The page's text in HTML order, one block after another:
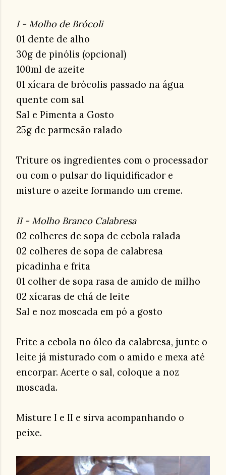
I - Molho de Brócoli
01 dente de alho
30g de pinólis (opcional)
100ml de azeite
01 xícara de brócolis passado na água
quente com sal
Sal e Pimenta a Gosto
25g de parmesão ralado
Triture os ingredientes com o processador
ou com o pulsar do liquidificador e
misture o azeite formando um creme.
II - Molho Branco Calabresa
02 colheres de sopa de cebola ralada
02 colheres de sopa de calabresa
picadinha e frita
01 colher de sopa rasa de amido de milho
02 xícaras de chá de leite
Sal e noz moscada em pó a gosto
Frite a cebola no óleo da calabresa, junte o
leite já misturado com o amido e mexa até
encorpar. Acerte o sal, coloque a noz
moscada.
Misture I e II e sirva acompanhando o
peixe.